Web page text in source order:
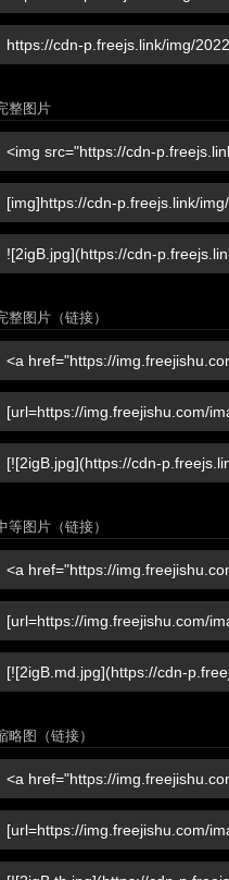
整图片
整图片（链接）
等图片（链接）
略图（链接）